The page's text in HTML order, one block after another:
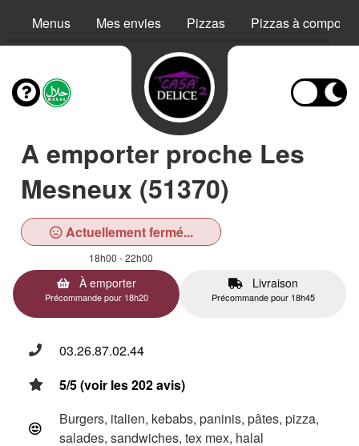
Menus Mes envies Pizzas Pizzas à composer
A emporter proche Les
Mesneux (51370)
Actuellement fermé...
18h00 - 22h00
À emporter
Précommande pour 18h20
Livraison
Précommande pour 18h45
03.26.87.02.44
5/5 (voir les 202 avis)
Burgers, italien, kebabs, paninis, pâtes, pizza,
salades, sandwiches, tex mex, halal